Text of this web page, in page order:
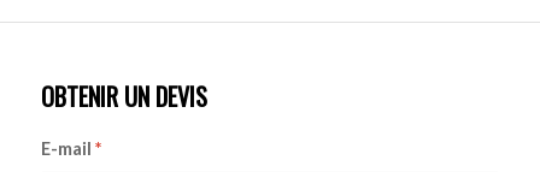
OBTENIR UN DEVIS
E-mail *